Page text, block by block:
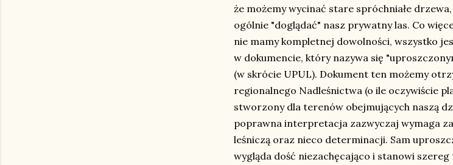
że możemy wycinać stare spróchniałe
ogólnie "doglądać" nasz prywatny las. Co
nie mamy kompletnej dowolności, wszystko
w dokumencie, który nazywa się
(w skrócie UPUL). Dokument ten możemy
regionalnego Nadleśnictwa (o ile oczywiście
stworzony dla terenów obejmujących naszą
poprawna interpretacja zazwyczaj wymaga
leśniczą oraz nieco determinacji. Sam
wygląda dość niezachęcająco i stanowi